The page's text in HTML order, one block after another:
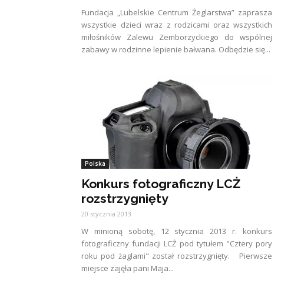
Fundacja „Lubelskie Centrum Żeglarstwa” zaprasza
wszystkie dzieci wraz z rodzicami oraz wszystkich
miłośników Zalewu Zemborzyckiego do wspólnej
zabawy w rodzinne lepienie bałwana. Odbędzie się...
Polska
Konkurs fotograficzny LCŻ
rozstrzygnięty
20 stycznia 2013
W minioną sobotę, 12 stycznia 2013 r. konkurs
fotograficzny fundacji LCŻ pod tytułem "Cztery pory
roku pod żaglami" został rozstrzygnięty. Pierwsze
miejsce zajęła pani Maja...